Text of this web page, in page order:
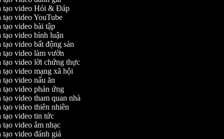
video Hỏi & Đáp
video YouTube
video bài tập
video bình luận
video bất động sản
video làm vườn
video lời chứng thực
video mạng xã hội
video nấu ăn
video phản ứng
video tham quan nhà
video thiên nhiên
video tin tức
video âm nhạc
video đánh giá